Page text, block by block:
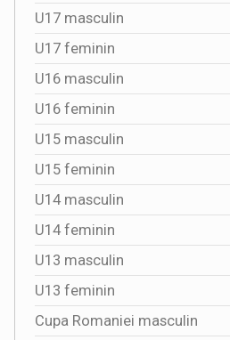
U17 masculin
U17 feminin
U16 masculin
U16 feminin
U15 masculin
U15 feminin
U14 masculin
U14 feminin
U13 masculin
U13 feminin
Cupa Romaniei masculin